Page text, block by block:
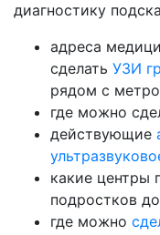
диагностику
адреса
сделать УЗИ
рядом с
где можно
действующие
какие центры
подростков
где можно